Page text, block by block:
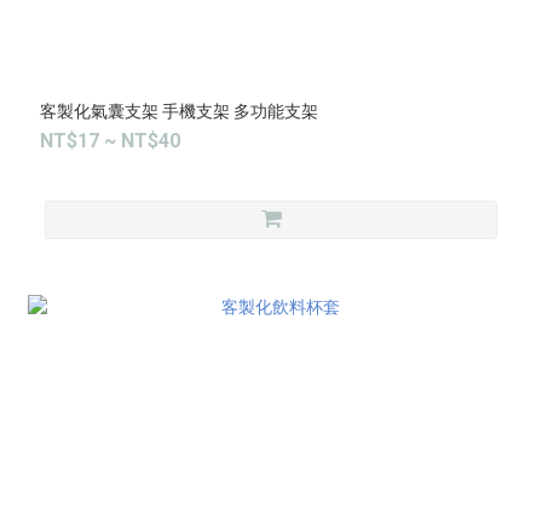
客製化氣囊支架 手機支架 多功能支架
NT$17 ~ NT$40